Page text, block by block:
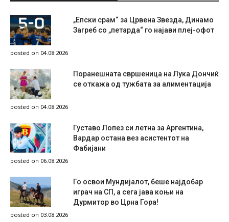
„Епски срам“ за Црвена Звезда, Динамо
Загреб со „петарда“ го најави плеј-офот
posted on 04.08.2026
Поранешната свршеница на Лука Дончиќ
се откажа од тужбата за алиментација
posted on 04.08.2026
Густаво Лопез си летна за Аргентина,
Вардар остана вез асистентот на
Фабијани
posted on 06.08.2026
Го освои Мундијалот, беше најдобар
играч на СП, а сега јава коњи на
Дурмитор во Црна Гора!
posted on 03.08.2026